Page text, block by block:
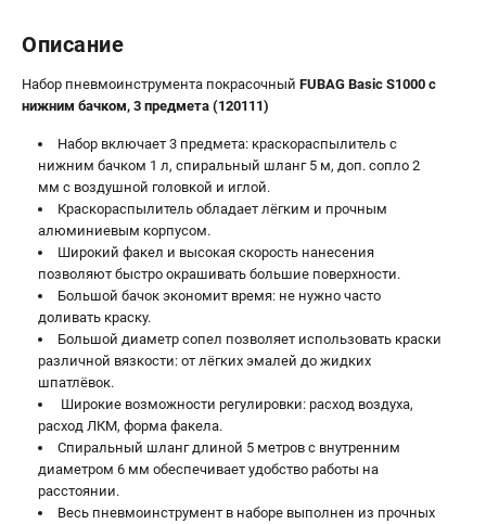
офертой.
8 (812) 317-60-57
Режим работы колл-центра:
пн-пт - с 9:00 до 18:00
сб - с 10:00 до 16:00
вс - выходной
ЗАКАЗ ЗАПЧАСТЕЙ
+7 (8112) 59-10-67
zakaz@fubagtorg.ru
Описание
Набор пневмоинструмента покрасочный FUBAG Basic S1000 с
нижним бачком, 3 предмета (120111)
Набор включает 3 предмета: краскораспылитель с
нижним бачком 1 л, спиральный шланг 5 м, доп. сопло 2
мм с воздушной головкой и иглой.
Краскораспылитель обладает лёгким и прочным
алюминиевым корпусом.
Широкий факел и высокая скорость нанесения
позволяют быстро окрашивать большие поверхности.
Большой бачок экономит время: не нужно часто
доливать краску.
Большой диаметр сопел позволяет использовать краски
различной вязкости: от лёгких эмалей до жидких
шпатлёвок.
Широкие возможности регулировки: расход воздуха,
расход ЛКМ, форма факела.
Спиральный шланг длиной 5 метров с внутренним
диаметром 6 мм обеспечивает удобство работы на
расстоянии.
Весь пневмоинструмент в наборе выполнен из прочных